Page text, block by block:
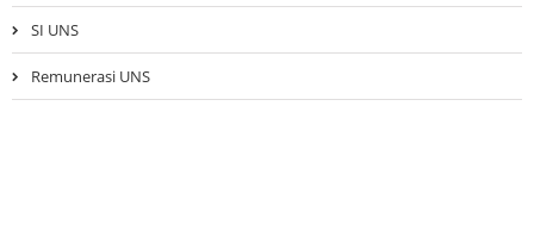
SI UNS
Remunerasi UNS